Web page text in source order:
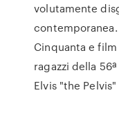
volutamente
Cinquanta e
ragazzi della
Elvis "the Pelvis"